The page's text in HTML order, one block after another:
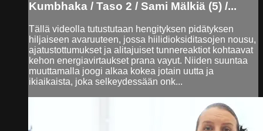
Kumbhaka / Taso 2 / Sami Mälkiä (5) /...
Tällä videolla tutustutaan hengityksen pidätyksen
hiljaiseen avaruuteen, jossa hiilidioksiditasojen nousu,
ajatustottumukset ja alitajuiset tunnereaktiot kohtaavat
kehon energiavirtaukset prana vayut. Niiden suuntaa
muuttamalla joogi alkaa kokea jotain uutta ja
ikiaikaista, joka selkeydessään onk...